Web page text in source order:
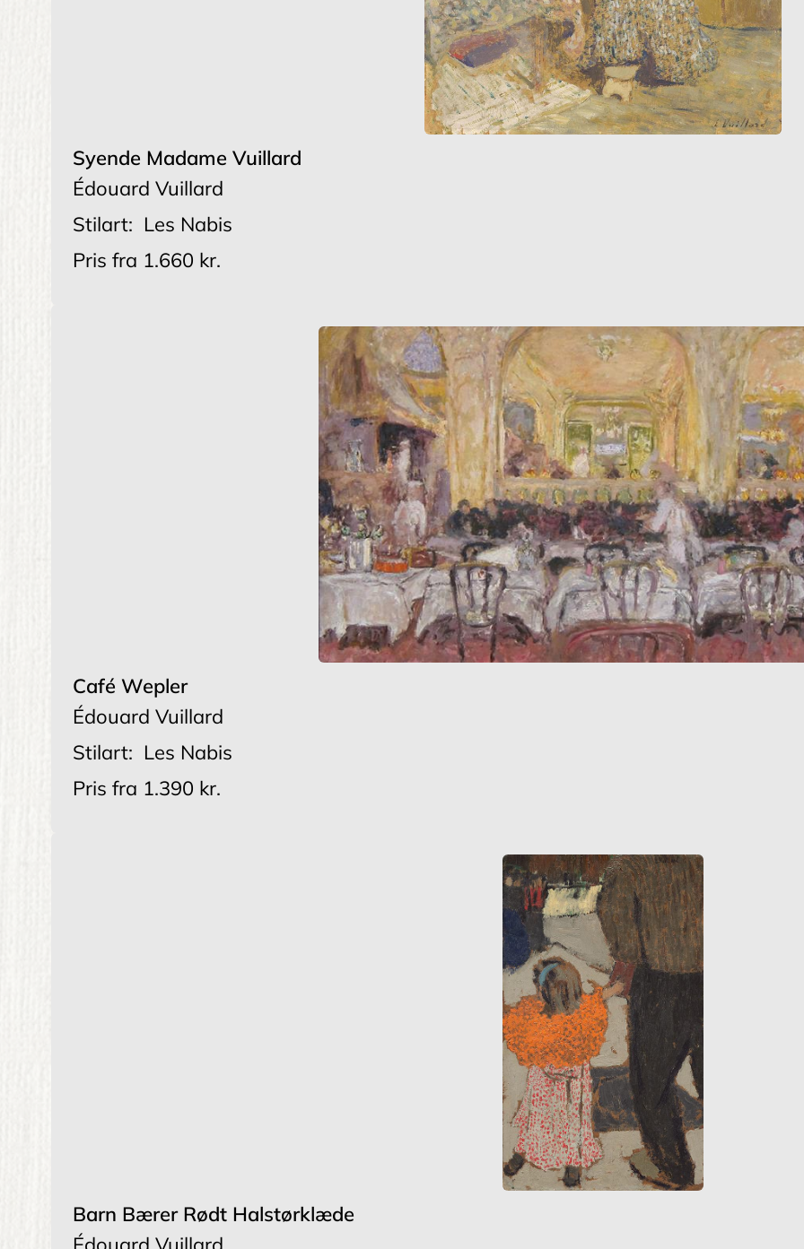
Syende Madame Vuillard
Édouard Vuillard
Stilart: Les Nabis
Pris fra 1.660 kr.
Café Wepler
Édouard Vuillard
Stilart: Les Nabis
Pris fra 1.390 kr.
Barn Bærer Rødt Halstørklæde